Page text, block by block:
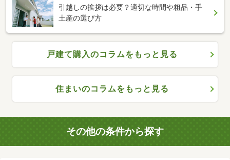
引越しの挨拶は必要？適切な時間や粗品・手
土産の選び方
戸建て購入のコラムをもっと見る
住まいのコラムをもっと見る
その他の条件から探す